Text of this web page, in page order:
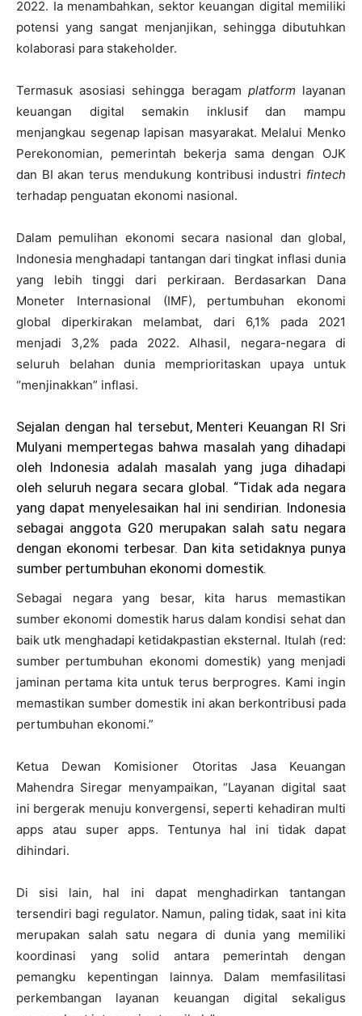
2022. Ia menambahkan, sektor keuangan digital memiliki
potensi yang sangat menjanjikan, sehingga dibutuhkan
kolaborasi para stakeholder.
Termasuk asosiasi sehingga beragam platformlayanan
keuangan digital semakin inklusif dan mampu
menjangkau segenap lapisan masyarakat. Melalui Menko
Perekonomian, pemerintah bekerja sama dengan OJK
dan BI akan terus mendukung kontribusi industri fintech
terhadap penguatan ekonomi nasional.
Dalam pemulihan ekonomi secara nasional dan global,
Indonesia menghadapi tantangan dari tingkat inflasi dunia
yang lebih tinggi dari perkiraan. Berdasarkan Dana
Moneter Internasional (IMF), pertumbuhan ekonomi
global diperkirakan melambat, dari 6,1% pada 2021
menjadi 3,2% pada 2022. Alhasil, negara-negara di
seluruh belahan dunia memprioritaskan upaya untuk
“menjinakkan” inflasi.
Sejalan dengan hal tersebut, Menteri Keuangan RI Sri
Mulyani mempertegas bahwa masalah yang dihadapi
oleh Indonesia adalah masalah yang juga dihadapi
oleh seluruh negara secara global. “Tidak ada negara
yang dapat menyelesaikan hal ini sendirian. Indonesia
sebagai anggota G20 merupakan salah satu negara
dengan ekonomi terbesar. Dan kita setidaknya punya
sumber pertumbuhan ekonomi domestik.
Sebagai negara yang besar, kita harus memastikan
sumber ekonomi domestik harus dalam kondisi sehat dan
baik utk menghadapi ketidakpastian eksternal. Itulah (red:
sumber pertumbuhan ekonomi domestik) yang menjadi
jaminan pertama kita untuk terus berprogres. Kami ingin
memastikan sumber domestik ini akan berkontribusi pada
pertumbuhan ekonomi.”
Ketua Dewan Komisioner Otoritas Jasa Keuangan
Mahendra Siregar menyampaikan, “Layanan digital saat
ini bergerak menuju konvergensi, seperti kehadiran multi
apps atau super apps. Tentunya hal ini tidak dapat
dihindari.
Di sisi lain, hal ini dapat menghadirkan tantangan
tersendiri bagi regulator. Namun, paling tidak, saat ini kita
merupakan salah satu negara di dunia yang memiliki
koordinasi yang solid antara pemerintah dengan
pemangku kepentingan lainnya. Dalam memfasilitasi
perkembangan layanan keuangan digital sekaligus